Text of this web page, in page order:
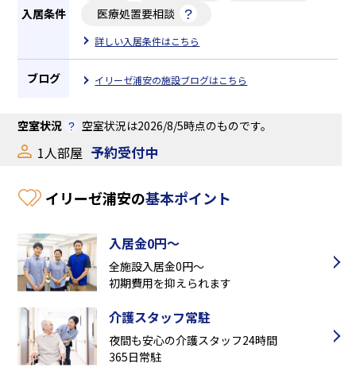
入居条件
医療処置要相談
詳しい入居条件はこちら
ブログ イリーゼ浦安の施設ブログはこちら
空室状況 空室状況は2026/8/5時点のものです。
1人部屋 予約受付中
イリーゼ浦安の基本ポイント
入居金0円～
全施設入居金0円～
初期費用を抑えられます
介護スタッフ常駐
夜間も安心の介護スタッフ24時間
365日常駐